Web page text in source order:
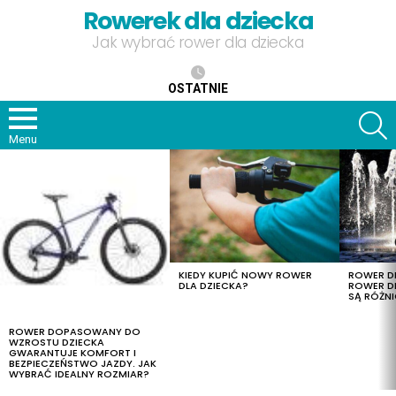
Rowerek dla dziecka
Jak wybrać rower dla dziecka
OSTATNIE
Menu
ROWER DOPASOWANY DO
WZROSTU DZIECKA
GWARANTUJE KOMFORT I
BEZPIECZEŃSTWO JAZDY. JAK
WYBRAĆ IDEALNY ROZMIAR?
KIEDY KUPIĆ NOWY ROWER
DLA DZIECKA?
ROWER
ROWER
SĄ